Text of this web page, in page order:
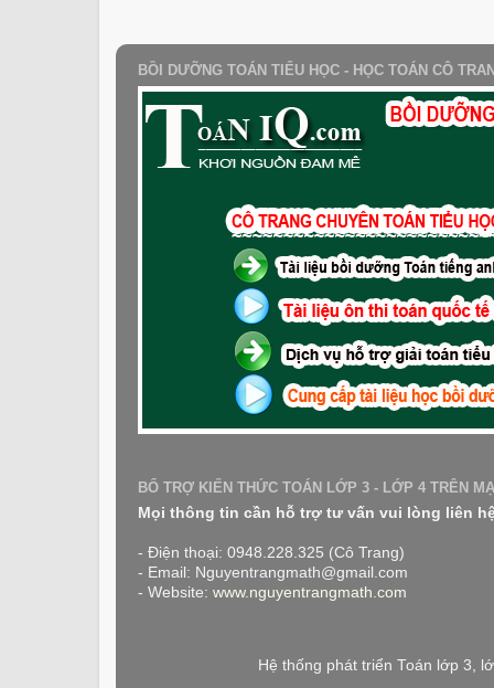
BỒI DƯỠNG TOÁN TIỂU HỌC - HỌC TOÁN CÔ
BỔ TRỢ KIẾN THỨC TOÁN LỚP 3 - LỚP 4 TRÊN
Mọi thông tin cần hỗ trợ tư vấn vui lòng liên
- Điện thoại: 0948.228.325 (Cô Trang)
- Email: Nguyentrangmath@gmail.com
- Website: www.nguyentrangmath.com
Hệ thống phát triển Toán lớp 3,